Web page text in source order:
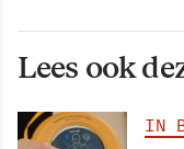
Lees ook
IN